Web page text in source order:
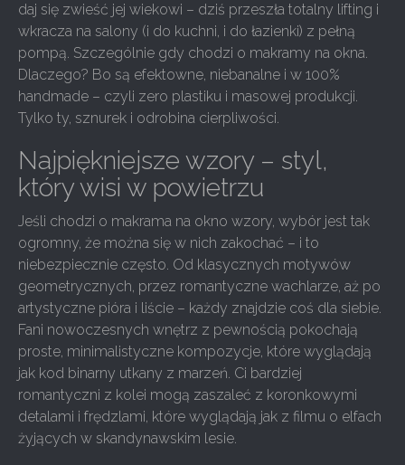
daj się zwieść jej wiekowi – dziś przeszła totalny lifting i
wkracza na salony (i do kuchni, i do łazienki) z pełną
pompą. Szczególnie gdy chodzi o makramy na okna.
Dlaczego? Bo są efektowne, niebanalne i w 100%
handmade – czyli zero plastiku i masowej produkcji.
Tylko ty, sznurek i odrobina cierpliwości.
Najpiękniejsze wzory – styl,
który wisi w powietrzu
Jeśli chodzi o makrama na okno wzory, wybór jest tak
ogromny, że można się w nich zakochać – i to
niebezpiecznie często. Od klasycznych motywów
geometrycznych, przez romantyczne wachlarze, aż po
artystyczne pióra i liście – każdy znajdzie coś dla siebie.
Fani nowoczesnych wnętrz z pewnością pokochają
proste, minimalistyczne kompozycje, które wyglądają
jak kod binarny utkany z marzeń. Ci bardziej
romantyczni z kolei mogą zaszaleć z koronkowymi
detalami i frędzlami, które wyglądają jak z filmu o elfach
żyjących w skandynawskim lesie.